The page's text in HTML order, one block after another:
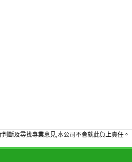
斷及尋找專業意見,本公司不會就此負上責任。